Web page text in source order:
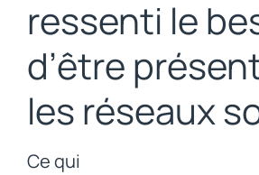
ressenti le
d’être
les réseaux
Ce qui